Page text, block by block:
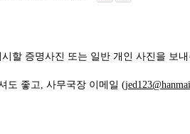
할 증명사진 또는 일반 개인 사진을 보
도 좋고, 사무국장 이메일 (